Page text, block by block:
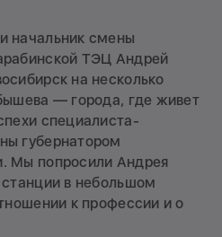
начальник смены
ТЭЦ Андрей
на несколько
— города, где живет
специалиста-
губернатором
Мы попросили Андрея
станции в небольшом
к профессии и о